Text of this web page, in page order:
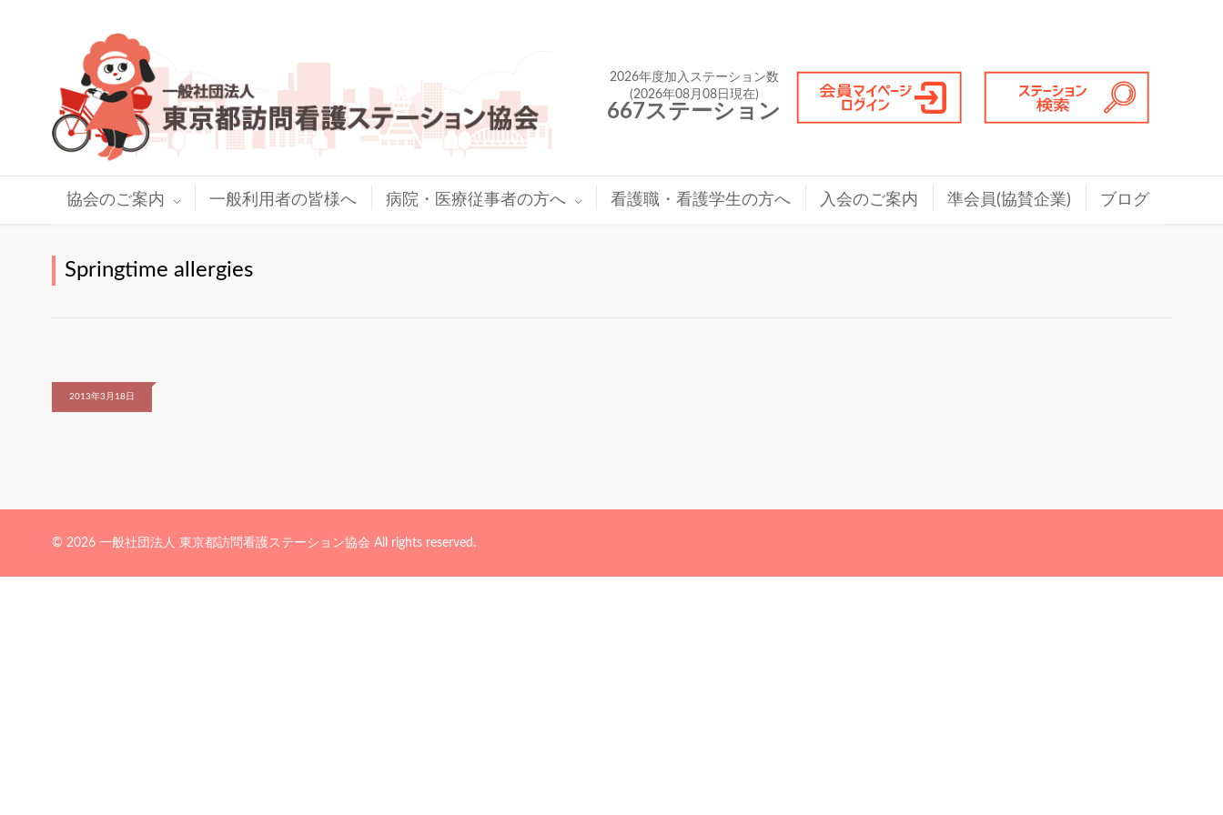
2026年度加入ステーション数
(2026年08月08日現在)
667ステーション
協会のご案内 一般利用者の皆様へ 病院・医療従事者の方へ 看護職・看護学生の方へ 入会のご案内 準会員(協賛企業) ブログ
Springtime allergies
2013年3月18日
© 2026 一般社団法人 東京都訪問看護ステーション協会 All rights reserved.